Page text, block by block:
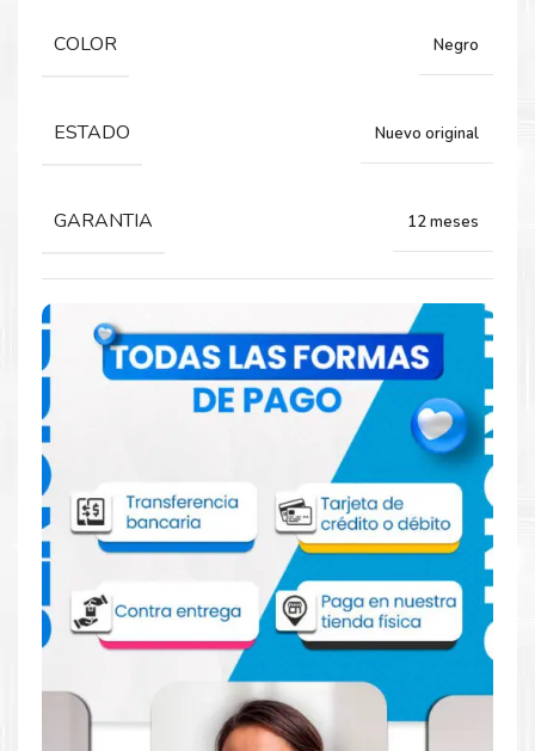
Comprar Toner Xerox 006R01552 Negro
para impresoras 5865 5875 5890
Aprovecha nuestra experiencia y atención para adquirir tus
productos. Tenemos promociones todos los dias. Escríbenos o
visítanos hoy para encontrar la solución perfecta para tu
impresora
Xerox, como el
Toner Xerox 006R01552 Negro
para impresoras 5865 5875 5890.
Dónde comprar Toner para impresoras
Xerox 5865 5875 5890 en Lima o para
Xerox. Descubre la mejor manera de
COLOR Negro
ESTADO Nuevo original
GARANTIA 12 meses